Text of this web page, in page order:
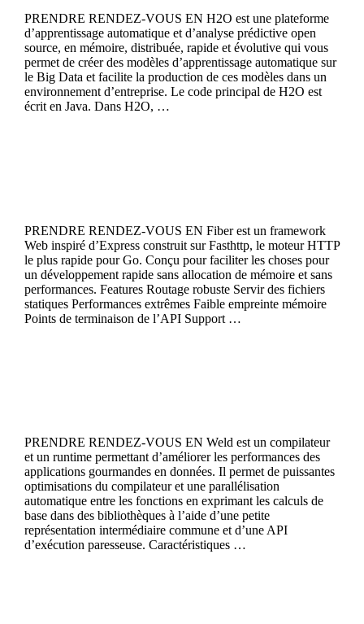
PRENDRE RENDEZ-VOUS EN H2O est une plateforme
d’apprentissage automatique et d’analyse prédictive open
source, en mémoire, distribuée, rapide et évolutive qui vous
permet de créer des modèles d’apprentissage automatique sur
le Big Data et facilite la production de ces modèles dans un
environnement d’entreprise. Le code principal de H2O est
écrit en Java. Dans H2O, …
PRENDRE RENDEZ-VOUS EN Fiber est un framework
Web inspiré d’Express construit sur Fasthttp, le moteur HTTP
le plus rapide pour Go. Conçu pour faciliter les choses pour
un développement rapide sans allocation de mémoire et sans
performances. Features Routage robuste Servir des fichiers
statiques Performances extrêmes Faible empreinte mémoire
Points de terminaison de l’API Support …
PRENDRE RENDEZ-VOUS EN Weld est un compilateur
et un runtime permettant d’améliorer les performances des
applications gourmandes en données. Il permet de puissantes
optimisations du compilateur et une parallélisation
automatique entre les fonctions en exprimant les calculs de
base dans des bibliothèques à l’aide d’une petite
représentation intermédiaire commune et d’une API
d’exécution paresseuse. Caractéristiques …